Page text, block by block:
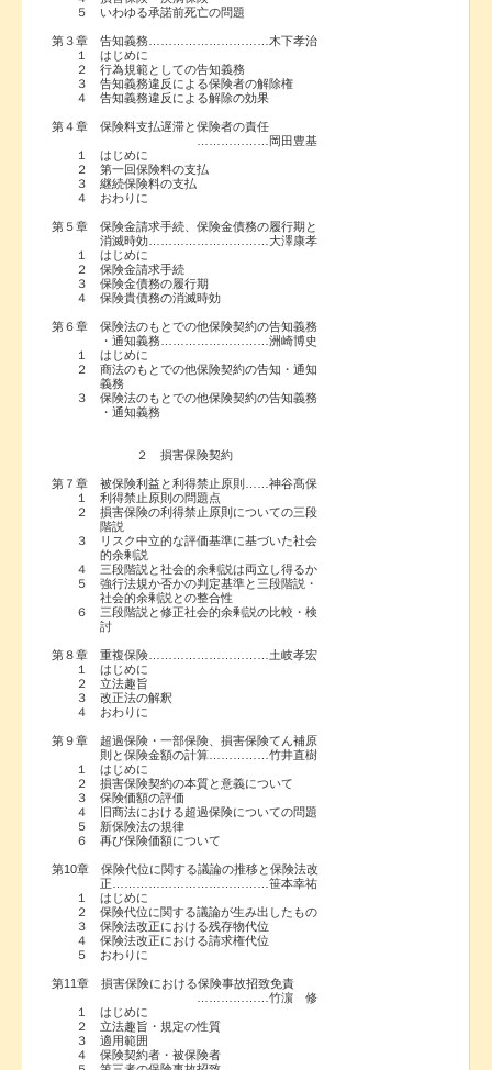
５ いわゆる承諾前死亡の問題
第３章 告知義務…………………………木下孝治
１ はじめに
２ 行為規範としての告知義務
３ 告知義務違反による保険者の解除権
４ 告知義務違反による解除の効果
第４章 保険料支払遅滞と保険者の責任
………………岡田豊基
１ はじめに
２ 第一回保険料の支払
３ 継続保険料の支払
４ おわりに
第５章 保険金請求手続、保険金債務の履行期と
消滅時効…………………………大澤康孝
１ はじめに
２ 保険金請求手続
３ 保険金債務の履行期
４ 保険貴債務の消滅時効
第６章 保険法のもとでの他保険契約の告知義務
・通知義務………………………洲崎博史
１ はじめに
２ 商法のもとでの他保険契約の告知・通知
義務
３ 保険法のもとでの他保険契約の告知義務
・通知義務
２ 損害保険契約
第７章 被保険利益と利得禁止原則……神谷髙保
１ 利得禁止原則の問題点
２ 損害保険の利得禁止原則についての三段
階説
３ リスク中立的な評価基準に基づいた社会
的余剰説
４ 三段階説と社会的余剰説は両立し得るか
５ 強行法規か否かの判定基準と三段階説・
社会的余剰説との整合性
６ 三段階説と修正社会的余剰説の比較・検
討
第８章 重複保険…………………………土岐孝宏
１ はじめに
２ 立法趣旨
３ 改正法の解釈
４ おわりに
第９章 超過保険・一部保険、損害保険てん補原
則と保険金額の計算……………竹井直樹
１ はじめに
２ 損害保険契約の本質と意義について
３ 保険価額の評価
４ 旧商法における超過保険についての問題
５ 新保険法の規律
６ 再び保険価額について
第10章 保険代位に関する議論の推移と保険法改
正…………………………………笹本幸祐
１ はじめに
２ 保険代位に関する議論が生み出したもの
３ 保険法改正における残存物代位
４ 保険法改正における請求権代位
５ おわりに
第11章 損害保険における保険事故招致免責
………………竹濵 修
１ はじめに
２ 立法趣旨・規定の性質
３ 適用範囲
４ 保険契約者・被保険者